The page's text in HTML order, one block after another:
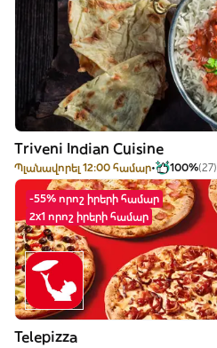
Triveni Indian Cuisine
Պլանավորել 12:00 համար 100%(27)
-55% որոշ իրերի համար
2x1 որոշ իրերի համար
Telepizza